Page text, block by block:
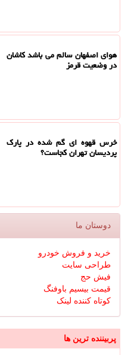
هوای اصفهان سالم می باشد کاشان
در وضعیت قرمز
خرس قهوه ای گم شده در پارک
پردیسان تهران کجاست؟
دوستان ما
خرید و فروش خودرو
طراحی سایت
فیش حج
قیمت بیسیم باوفنگ
کوتاه کننده لینک
پربیننده ترین ها